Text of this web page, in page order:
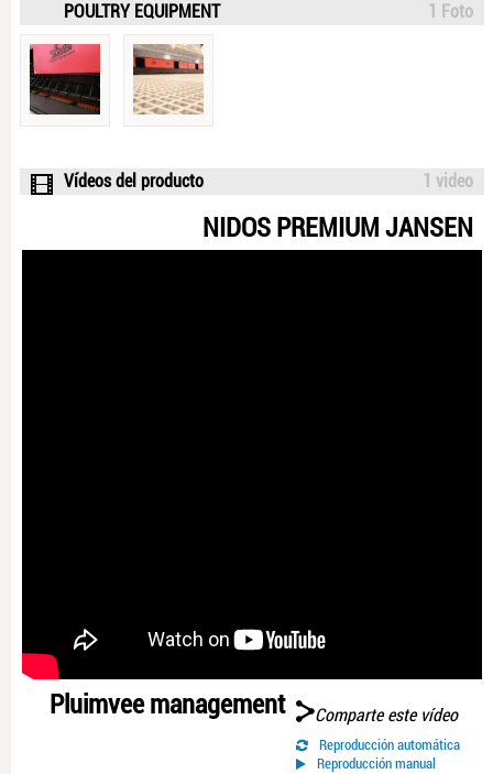
POULTRY EQUIPMENT
1 Foto
Vídeos del producto 1 video
NIDOS PREMIUM JANSEN
Comparte este vídeo
Reproducción automática
Reproducción manual
Pluimvee management